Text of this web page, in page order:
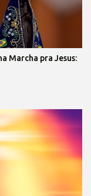
Marcha pra Jesus: